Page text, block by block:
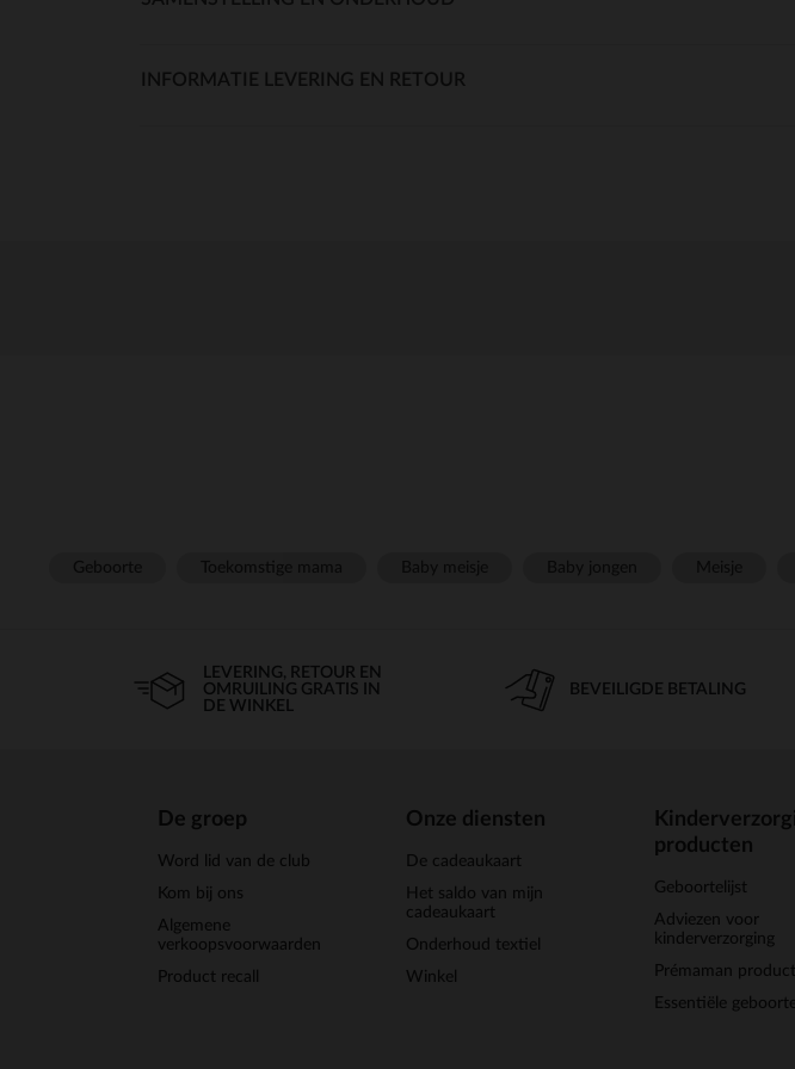
INFORMATIE LEVERING EN RETOUR
LEVERING, RETOUR EN
OMRUILING GRATIS IN
DE WINKEL
BEVEILIGDE BETALING
De groep
Word lid van de club
Kom bij ons
Algemene
verkoopsvoorwaarden
Product recall
Onze diensten
De cadeaukaart
Het saldo van mijn
cadeaukaart
Onderhoud textiel
Winkel
producten
Geboortelijst
Adviezen voor
kinderverzorging
Prémaman
Essentiële